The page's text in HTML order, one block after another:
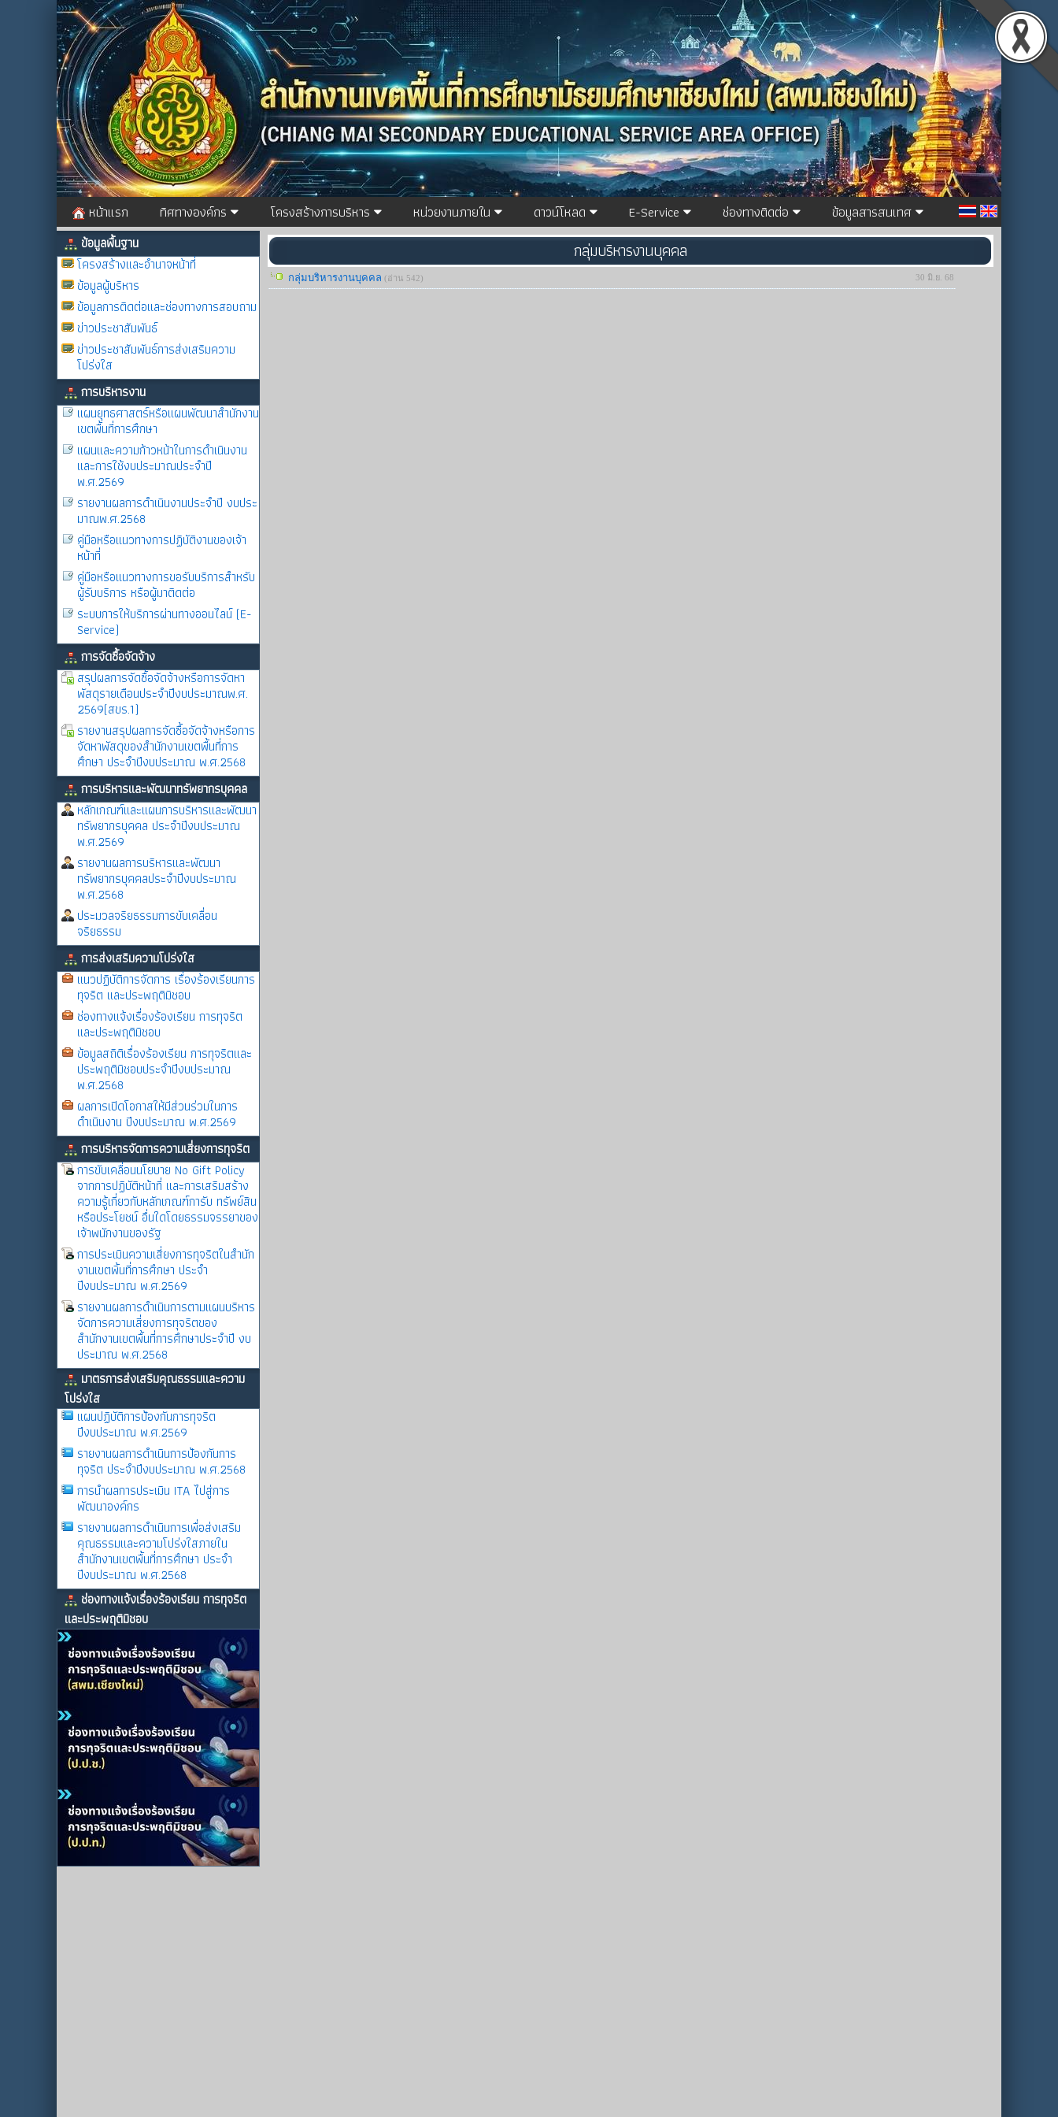
หน้าแรก ทิศทางองค์กร โครงสร้างการบริหาร หน่วยงานภายใน ดาวน์โหลด E-Service ช่องทางติดต่อ ข้อมูลสารสนเทศ
ข้อมูลพื้นฐาน
โครงสร้างและอำนาจหน้าที่
ข้อมูลผู้บริหาร
ข้อมูลการติดต่อและช่องทางการสอบถาม
ข่าวประชาสัมพันธ์
ข่าวประชาสัมพันธ์การส่งเสริมความ
โปร่งใส
การบริหารงาน
แผนยุทธศาสตร์หรือแผนพัฒนาสำนักงาน
เขตพื้นที่การศึกษา
แผนและความก้าวหน้าในการดำเนินงาน
และการใช้งบประมาณประจำปี
พ.ศ.2569
รายงานผลการดำเนินงานประจำปี งบประ
มาณพ.ศ.2568
คู่มือหรือแนวทางการปฏิบัติงานของเจ้า
หน้าที่
คู่มือหรือแนวทางการขอรับบริการสำหรับ
ผู้รับบริการ หรือผู้มาติดต่อ
ระบบการให้บริการผ่านทางออนไลน์ (E-
Service)
การจัดซื้อจัดจ้าง
สรุปผลการจัดซื้อจัดจ้างหรือการจัดหา
พัสดุรายเดือนประจำปีงบประมาณพ.ศ.
2569(สขร.1)
รายงานสรุปผลการจัดซื้อจัดจ้างหรือการ
จัดหาพัสดุของสำนักงานเขตพื้นที่การ
ศึกษา ประจำปีงบประมาณ พ.ศ.2568
การบริหารและพัฒนาทรัพยากรบุคคล
หลักเกณฑ์และแผนการบริหารและพัฒนา
ทรัพยากรบุคคล ประจำปีงบประมาณ
พ.ศ.2569
รายงานผลการบริหารและพัฒนา
ทรัพยากรบุคคลประจำปีงบประมาณ
พ.ศ.2568
ประมวลจริยธรรมการขับเคลื่อน
จริยธรรม
การส่งเสริมความโปร่งใส
แนวปฏิบัติการจัดการ เรื่องร้องเรียนการ
ทุจริต และประพฤติมิชอบ
ช่องทางแจ้งเรื่องร้องเรียน การทุจริต
และประพฤติมิชอบ
ข้อมูลสถิติเรื่องร้องเรียน การทุจริตและ
ประพฤติมิชอบประจำปีงบประมาณ
พ.ศ.2568
ผลการเปิดโอกาสให้มีส่วนร่วมในการ
ดำเนินงาน ปีงบประมาณ พ.ศ.2569
การบริหารจัดการความเสี่ยงการทุจริต
การขับเคลื่อนนโยบาย No Gift Policy
จากการปฏิบัติหน้าที่ และการเสริมสร้าง
ความรู้เกี่ยวกับหลักเกณฑ์การับ ทรัพย์สิน
หรือประโยชน์ อื่นใดโดยธรรมจรรยาของ
เจ้าพนักงานของรัฐ
การประเมินความเสี่ยงการทุจริตในสำนัก
งานเขตพิ้นที่การศึกษา ประจำ
ปีงบประมาณ พ.ศ.2569
รายงานผลการดำเนินการตามแผนบริหาร
จัดการความเสี่ยงการทุจริตของ
สำนักงานเขตพื้นที่การศึกษาประจำปี งบ
ประมาณ พ.ศ.2568
มาตรการส่งเสริมคุณธรรมและความ
โปร่งใส
แผนปฏิบัติการป้องกันการทุจริต
ปีงบประมาณ พ.ศ.2569
รายงานผลการดําเนินการป้องกันการ
ทุจริต ประจําปีงบประมาณ พ.ศ.2568
การนำผลการประเมิน ITA ไปสู่การ
พัฒนาองค์กร
รายงานผลการดําเนินการเพื่อส่งเสริม
คุณธรรมและความโปร่งใสภายใน
สำนักงานเขตพื้นที่การศึกษา ประจำ
ปีงบประมาณ พ.ศ.2568
ช่องทางแจ้งเรื่องร้องเรียน การทุจริต
และประพฤติมิชอบ
กลุ่มบริหารงานบุคคล
กลุ่มบริหารงานบุคคล (อ่าน 542) 30 มิ.ย. 68